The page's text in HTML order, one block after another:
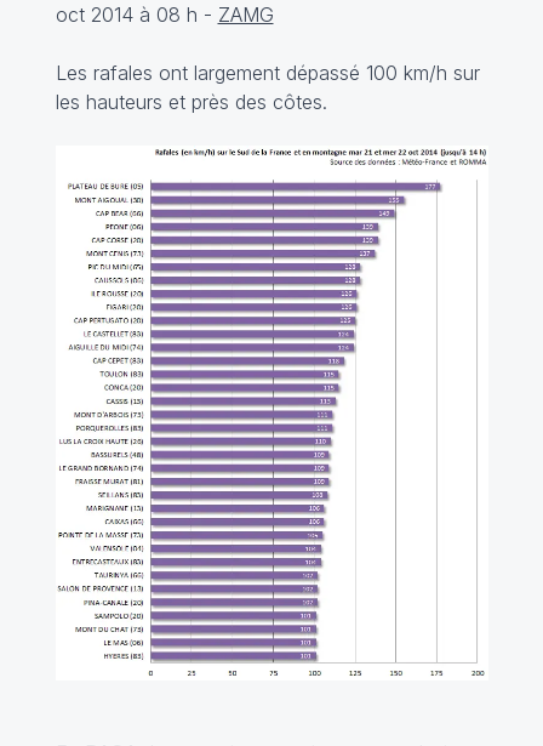
oct 2014 à 08 h - ZAMG
Les rafales ont largement dépassé 100 km/h sur
les hauteurs et près des côtes.